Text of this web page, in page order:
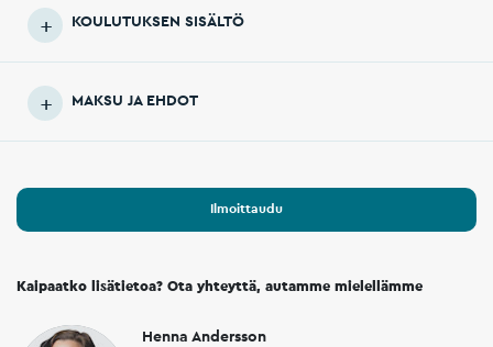
KOULUTUKSEN SISÄLTÖ
MAKSU JA EHDOT
Ilmoittaudu
Kaipaatko lisätietoa? Ota yhteyttä, autamme mielellämme
Henna Andersson